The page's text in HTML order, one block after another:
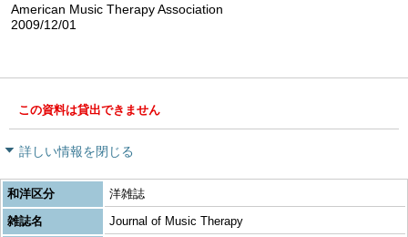
American Music Therapy Association
2009/12/01
この資料は貸出できません
詳しい情報を閉じる
和洋区分
洋雑誌
雑誌名
Journal of Music Therapy